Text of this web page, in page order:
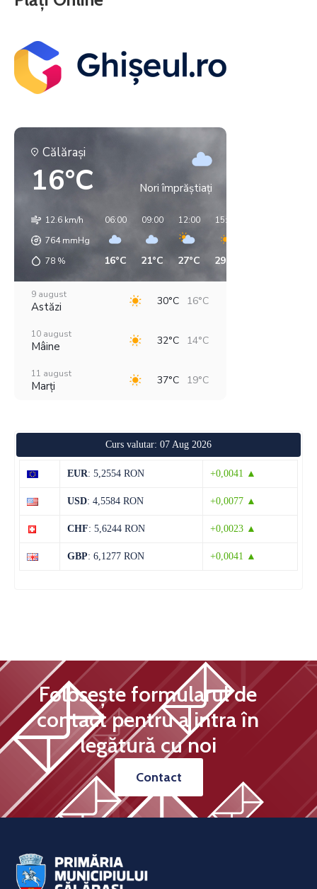
Călăraşi
16°C Nori împrăștiați
12.6 km/h
764mmHg
78 %
06:00
16°C
09:00
21°C
12:00
27°C
15:00
29°C
9 august
Astăzi 30°C 16°C
10 august
Mâine 32°C 14°C
11 august
Marți 37°C 19°C
28°C 13°C
Vineri
15 august
Curs valutar: 07 Aug 2026
EUR: 5,2554 RON +0,0041 ▲
USD: 4,5584 RON +0,0077 ▲
CHF: 5,6244 RON +0,0023 ▲
GBP: 6,1277 RON +0,0041 ▲
Folosește formularul de
contact pentru a intra în
legătură cu noi
Contact